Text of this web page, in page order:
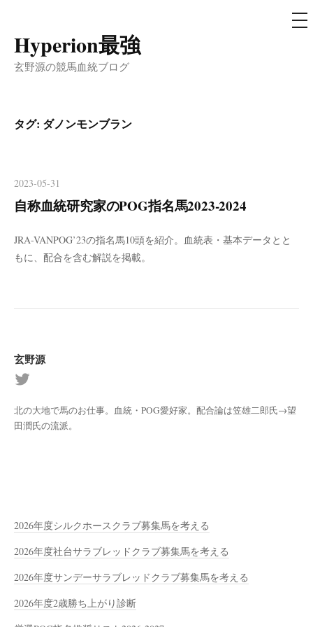
コ
ン
ツ
へ
ッ
プ
Hyperion最強
玄野源の競馬血統ブログ
メ
ニ
タグ: ダノンモンブラン
2023-05-31
自称血統研究家のPOG指名馬2023-2024
JRA-VANPOG’23の指名馬10頭を紹介。血統表・基本データとと
もに、配合を含む解説を掲載。
玄野源
北の大地で馬のお仕事。血統・POG愛好家。配合論は笠雄二郎氏→望
田潤氏の流派。
2026年度シルクホースクラブ募集馬を考える
2026年度社台サラブレッドクラブ募集馬を考える
2026年度サンデーサラブレッドクラブ募集馬を考える
2026年度2歳勝ち上がり診断